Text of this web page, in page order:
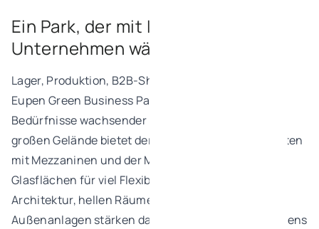
Ein Park, der mit Ihrem
Unternehmen wächst
Lager, Produktion, B2B-Showroom oder Büro — der
Eupen Green Business Park erfüllt die konkreten
Bedürfnisse wachsender KMU. Auf einem 6 Hektar
großen Gelände bietet der Park 47 modulare Einheiten
mit Mezzaninen und der Möglichkeit großer
Glasflächen für viel Flexibilität. Die sorgfältige
Architektur, hellen Räume und hochwertigen
Außenanlagen stärken das Image Ihres Unternehmens